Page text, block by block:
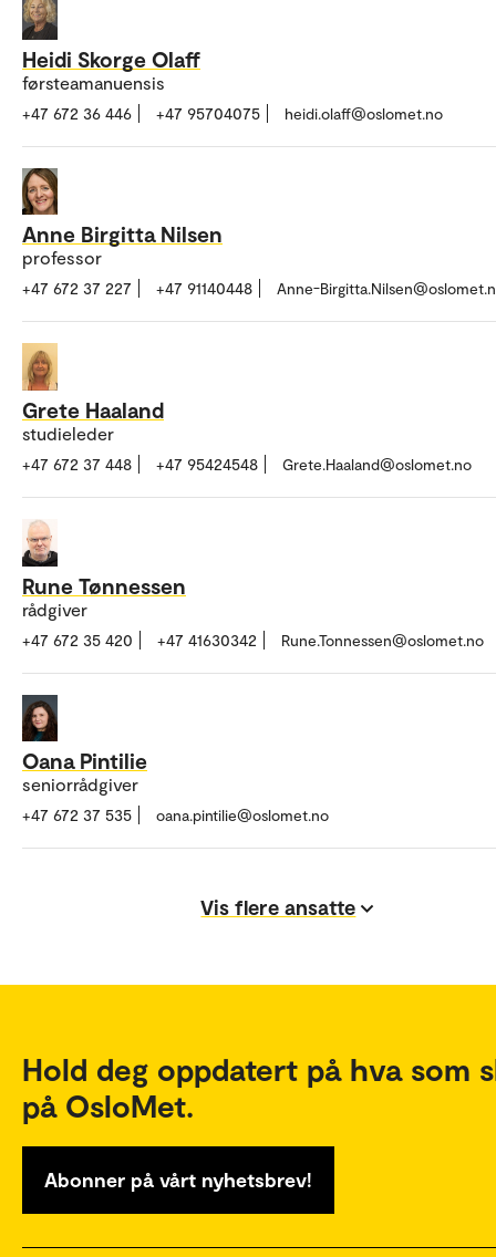
Heidi Skorge Olaff
førsteamanuensis
+47 672 36 446 +47 95704075 heidi.olaff@oslomet.no
Anne Birgitta Nilsen
professor
+47 672 37 227 +47 91140448 Anne-
Grete Haaland
studieleder
+47 672 37 448 +47 95424548 Grete.Haaland@oslomet.no
Rune Tønnessen
rådgiver
+47 672 35 420 +47 41630342 Rune.Tonnessen@oslomet.no
Oana Pintilie
seniorrådgiver
+47 672 37 535 oana.pintilie@oslomet.no
Vis flere ansatte
Hold deg oppdatert på hva som
på OsloMet.
Abonner på vårt nyhetsbrev!